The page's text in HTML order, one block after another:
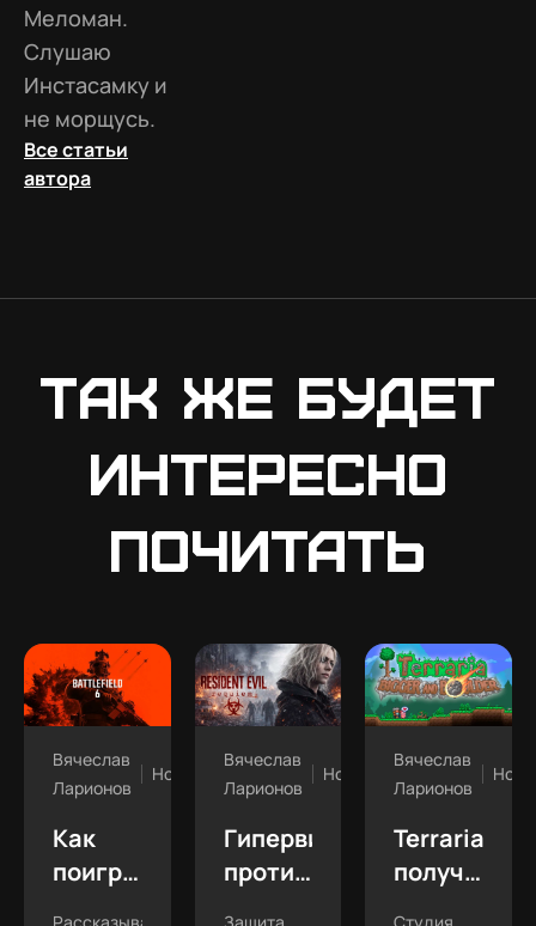
Меломан.
Слушаю
Инстасамку и
не морщусь.
Все статьи
автора
Так же будет
интересно
почитать
Вячеслав
Ларионов
Новости
Как
поиграть
Вячеслав
Ларионов
Новости
Гипервизор
против
Вячеслав
Ларионов
Terraria
получила